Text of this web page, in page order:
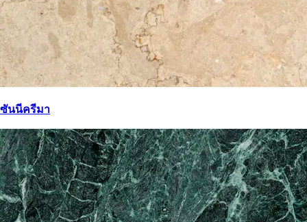
ซันนีครีมา